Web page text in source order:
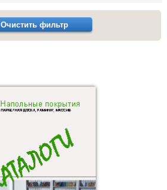
Очистить фильтр